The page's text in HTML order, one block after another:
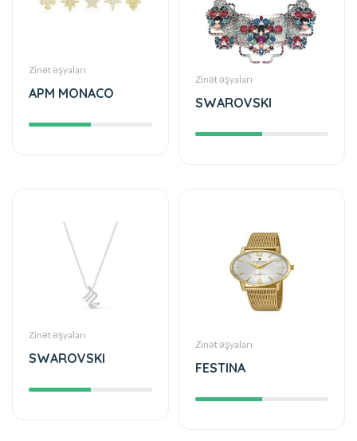
Zinət əşyaları
APM MONACO
Zinət əşyaları
SWAROVSKI
Zinət əşyaları
SWAROVSKI
Zinət əşyaları
FESTINA